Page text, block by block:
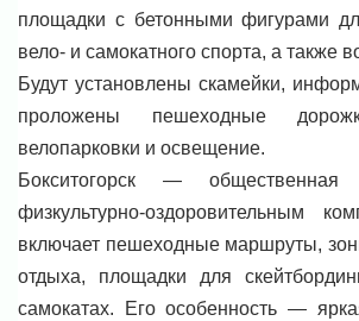
площадки с бетонными фигурами
вело- и самокатного спорта, а также
Будут установлены скамейки,
проложены пешеходные
велопарковки и освещение.
Бокситогорск — общественная
физкультурно-оздоровительным
включает пешеходные маршруты,
отдыха, площадки для
самокатах. Его особенность —